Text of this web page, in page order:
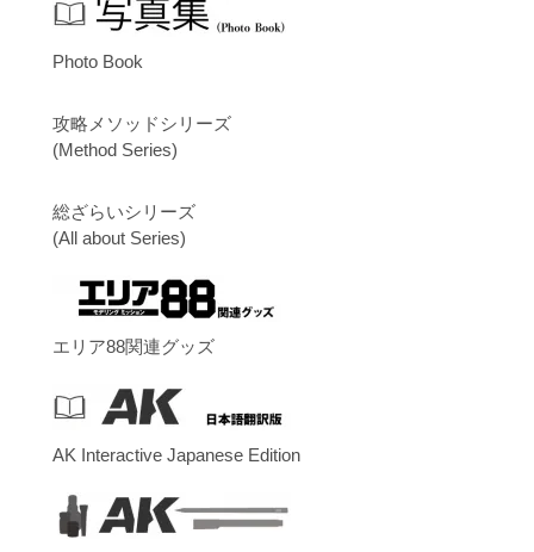
Photo Book
攻略メソッドシリーズ
(Method Series)
総ざらいシリーズ
(All about Series)
エリア88関連グッズ
AK Interactive Japanese Edition